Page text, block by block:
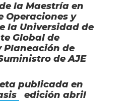
la Maestría en
Operaciones y
la Universidad de
Global de
Planeación de
de AJE
publicada en
edición abril